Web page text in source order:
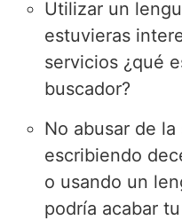
Utilizar un
estuvieras
servicios ¿qué
buscador?
No abusar de
escribiendo
o usando un
podría acabar